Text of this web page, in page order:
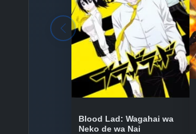
Blood Lad: Wagahai wa
Neko de wa Nai